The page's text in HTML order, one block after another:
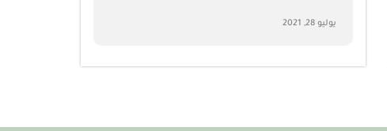
يوليو 28, 2021